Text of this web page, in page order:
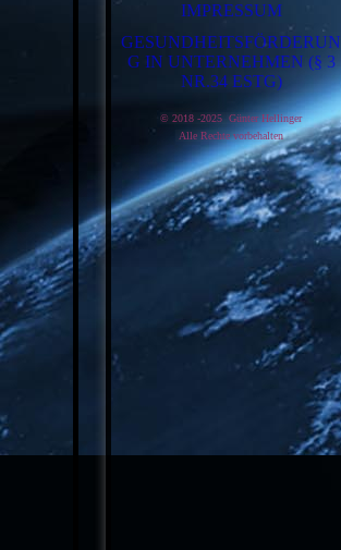
IMPRESSUM
GESUNDHEITSFÖRDERUN
G IN UNTERNEHMEN (§ 3
NR.34 ESTG)
© 2018 -2025 Günter Hellinger
Alle Rechte vorbehalten